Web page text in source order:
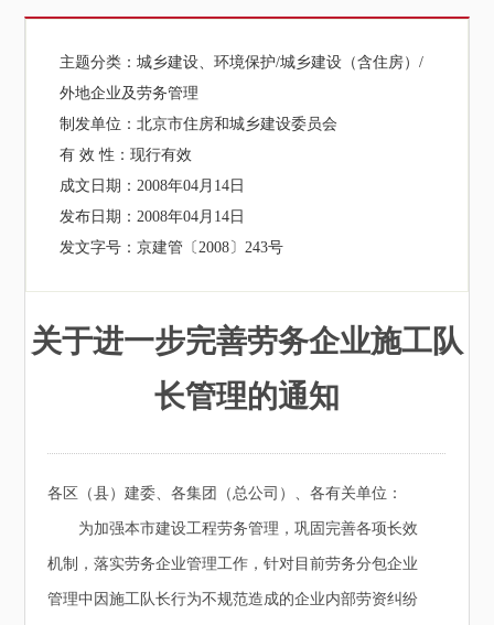
主题分类：城乡建设、环境保护/城乡建设（含住房）/
外地企业及劳务管理
制发单位：北京市住房和城乡建设委员会
有 效 性：现行有效
成文日期：2008年04月14日
发布日期：2008年04月14日
发文字号：京建管〔2008〕243号
关于进一步完善劳务企业施工队
长管理的通知
各区（县）建委、各集团（总公司）、各有关单位：
为加强本市建设工程劳务管理，巩固完善各项长效
机制，落实劳务企业管理工作，针对目前劳务分包企业
管理中因施工队长行为不规范造成的企业内部劳资纠纷